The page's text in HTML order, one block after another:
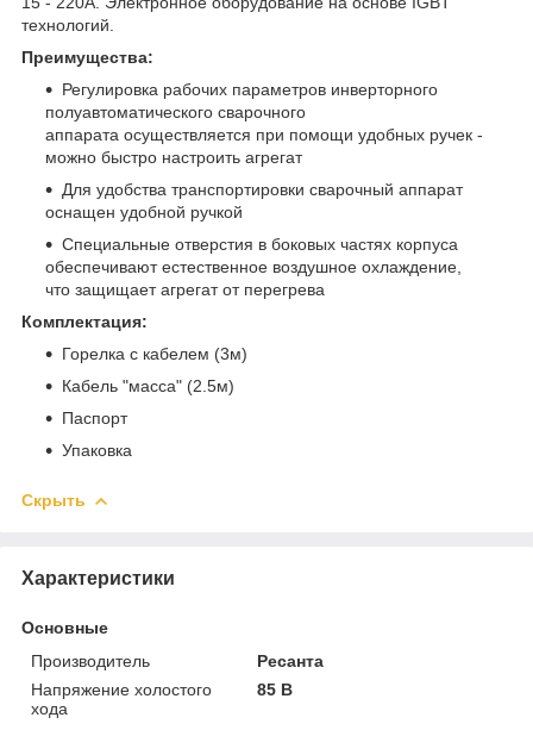
технологий.
Преимущества:
Регулировка рабочих параметров инверторного
полуавтоматического сварочного
аппарата осуществляется при помощи удобных ручек -
можно быстро настроить агрегат
Для удобства транспортировки сварочный аппарат
оснащен удобной ручкой
Специальные отверстия в боковых частях корпуса
обеспечивают естественное воздушное охлаждение,
что защищает агрегат от перегрева
Комплектация:
Горелка с кабелем (3м)
Кабель "масса" (2.5м)
Паспорт
Упаковка
Скрыть
Характеристики
Основные
Производитель
Ресанта
Напряжение холостого
хода
85 В